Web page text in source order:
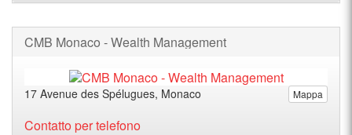
CMB Monaco - Wealth Management
Mappa
17 Avenue des Spélugues, Monaco
Contatto per telefono